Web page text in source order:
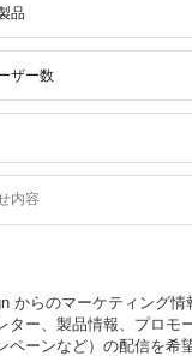
からのマーケティング情
ター、製品情報、プロモ
ペーンなど）の配信を希